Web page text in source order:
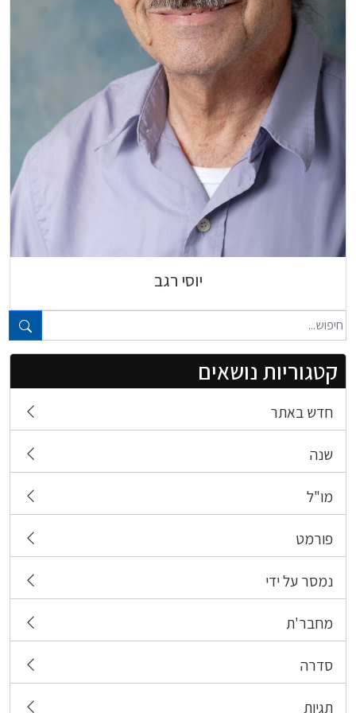
טקסט חופשי...
קטגוריות נושאים
חדש באתר
שנה
מו"ל
פורמט
נמסר על ידי
מחבר'ת
סדרה
תגיות
יוסי רגב